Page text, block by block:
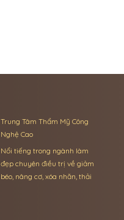
Trung Tâm Thẩm Mỹ Công
Nghệ Cao
Nổi tiếng trong ngành làm
đẹp chuyên điều trị về giảm
béo, nâng cơ, xóa nhăn, thải